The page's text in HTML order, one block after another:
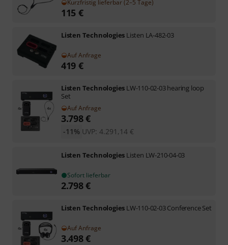
Kurzfristig lieferbar (2–5 Tage)
115 €
Listen Technologies Listen LA-482-03
Auf Anfrage
419 €
Listen Technologies LW-110-02-03 hearing loop
Set
Auf Anfrage
3.798€
UVP: 4.291,14 €
-11%
Listen Technologies Listen LW-210-04-03
Sofort lieferbar
2.798€
Listen Technologies LW-110-02-03 Conference Set
Auf Anfrage
3.498€